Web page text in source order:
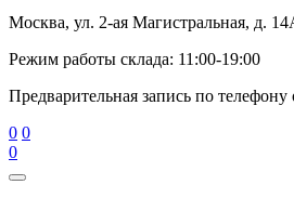
Москва, ул. 2-ая Магистральная, д.
Режим работы склада: 11:00-19:00
Предварительная запись по телефону
0 0
0